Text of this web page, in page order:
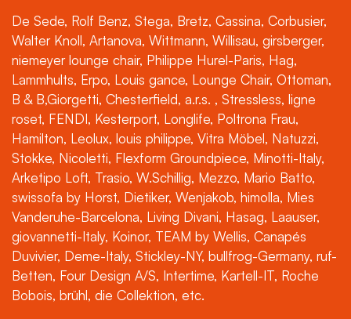
De Sede, Rolf Benz, Stega, Bretz, Cassina, Corbusier,
Walter Knoll, Artanova, Wittmann, Willisau, girsberger,
niemeyer lounge chair, Philippe Hurel-Paris, Hag,
Lammhults, Erpo, Louis gance, Lounge Chair, Ottoman,
B & B,Giorgetti, Chesterfield, a.r.s. , Stressless, ligne
roset, FENDI, Kesterport, Longlife, Poltrona Frau,
Hamilton, Leolux, louis philippe, Vitra Möbel, Natuzzi,
Stokke, Nicoletti, Flexform Groundpiece, Minotti-Italy,
Arketipo Loft, Trasio, W.Schillig, Mezzo, Mario Batto,
swissofa by Horst, Dietiker, Wenjakob, himolla, Mies
Vanderuhe-Barcelona, Living Divani, Hasag, Laauser,
giovannetti-Italy, Koinor, TEAM by Wellis, Canapés
Duvivier, Deme-Italy, Stickley-NY, bullfrog-Germany, ruf-
Betten, Four Design A/S, Intertime, Kartell-IT, Roche
Bobois, brühl, die Collektion, etc.